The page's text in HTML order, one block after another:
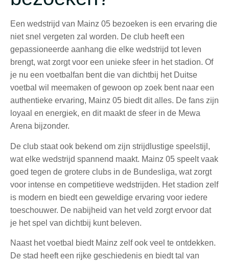
Een wedstrijd van Mainz 05 bezoeken is een ervaring die
niet snel vergeten zal worden. De club heeft een
gepassioneerde aanhang die elke wedstrijd tot leven
brengt, wat zorgt voor een unieke sfeer in het stadion. Of
je nu een voetbalfan bent die van dichtbij het Duitse
voetbal wil meemaken of gewoon op zoek bent naar een
authentieke ervaring, Mainz 05 biedt dit alles. De fans zijn
loyaal en energiek, en dit maakt de sfeer in de Mewa
Arena bijzonder.
De club staat ook bekend om zijn strijdlustige speelstijl,
wat elke wedstrijd spannend maakt. Mainz 05 speelt vaak
goed tegen de grotere clubs in de Bundesliga, wat zorgt
voor intense en competitieve wedstrijden. Het stadion zelf
is modern en biedt een geweldige ervaring voor iedere
toeschouwer. De nabijheid van het veld zorgt ervoor dat
je het spel van dichtbij kunt beleven.
Naast het voetbal biedt Mainz zelf ook veel te ontdekken.
De stad heeft een rijke geschiedenis en biedt tal van